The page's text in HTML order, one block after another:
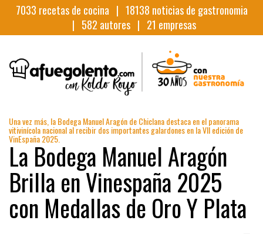
7033 recetas de cocina | 18138 noticias de gastronomia
| 582 autores | 21 empresas
Una vez más, la Bodega Manuel Aragón de Chiclana destaca en el panorama
vitivinícola nacional al recibir dos importantes galardones en la VII edición de
VinEspaña 2025.
La Bodega Manuel Aragón
Brilla en Vinespaña 2025
con Medallas de Oro Y Plata